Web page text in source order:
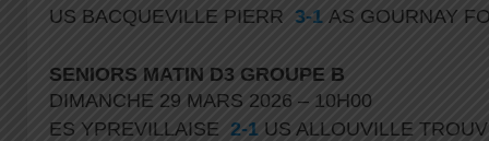
US BACQUEVILLE PIERR 3-1 AS GOURNAY
SENIORS MATIN D3 GROUPE B
DIMANCHE 29 MARS 2026 – 10H00
ES YPREVILLAISE 2-1 US ALLOUVILLE